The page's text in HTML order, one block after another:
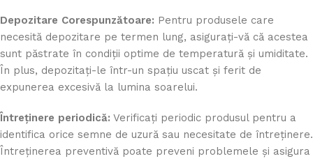
Depozitare Corespunzătoare: Pentru produsele care
necesită depozitare pe termen lung, asigurați-vă că acestea
sunt păstrate în condiții optime de temperatură și umiditate.
În plus, depozitați-le într-un spațiu uscat și ferit de
expunerea excesivă la lumina soarelui.
Întreținere periodică: Verificați periodic produsul pentru a
identifica orice semne de uzură sau necesitate de întreținere.
Întreținerea preventivă poate preveni problemele și asigura